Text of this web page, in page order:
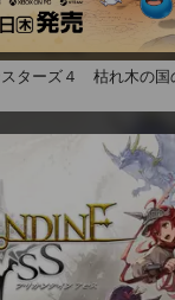
スターズ４ 枯れ木の国